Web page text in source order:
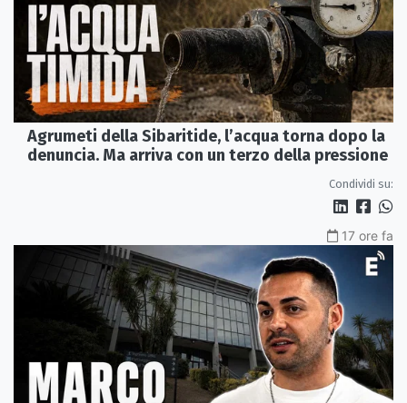
Agrumeti della Sibaritide, l’acqua torna dopo la
denuncia. Ma arriva con un terzo della pressione
Condividi su:
17 ore fa